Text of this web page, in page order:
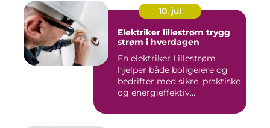
10. jul
Elektriker lillestrøm trygg
strøm i hverdagen
En elektriker Lillestrøm
hjelper både boligeiere og
bedrifter med sikre, praktiske
og energieffektiv...